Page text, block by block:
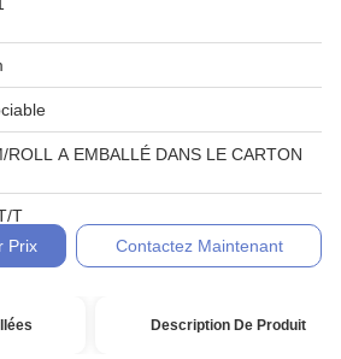
ROLL A EMBALLÉ DANS LE CARTON
T
Prix
Contactez Maintenant
Description De Produit